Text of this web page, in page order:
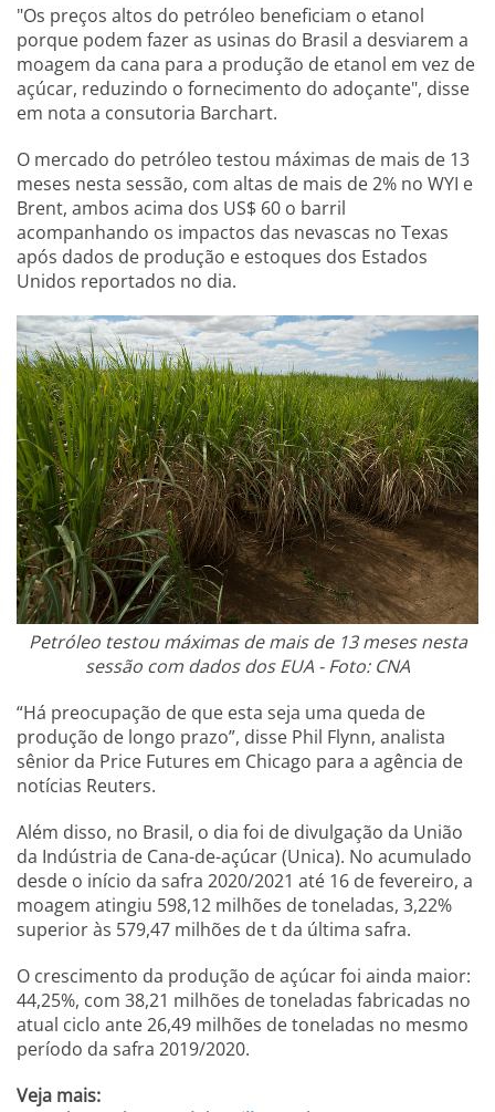
"Os preços altos do petróleo beneficiam o etanol
porque podem fazer as usinas do Brasil a desviarem a
moagem da cana para a produção de etanol em vez de
açúcar, reduzindo o fornecimento do adoçante", disse
em nota a consutoria Barchart.
O mercado do petróleo testou máximas de mais de 13
meses nesta sessão, com altas de mais de 2% no WYI e
Brent, ambos acima dos US$ 60 o barril
acompanhando os impactos das nevascas no Texas
após dados de produção e estoques dos Estados
Unidos reportados no dia.
Petróleo testou máximas de mais de 13 meses nesta
sessão com dados dos EUA - Foto: CNA
“Há preocupação de que esta seja uma queda de
produção de longo prazo”, disse Phil Flynn, analista
sênior da Price Futures em Chicago para a agência de
notícias Reuters.
Além disso, no Brasil, o dia foi de divulgação da União
da Indústria de Cana-de-açúcar (Unica). No acumulado
desde o início da safra 2020/2021 até 16 de fevereiro, a
moagem atingiu 598,12 milhões de toneladas, 3,22%
superior às 579,47 milhões de t da última safra.
O crescimento da produção de açúcar foi ainda maior:
44,25%, com 38,21 milhões de toneladas fabricadas no
atual ciclo ante 26,49 milhões de toneladas no mesmo
período da safra 2019/2020.
Veja mais: